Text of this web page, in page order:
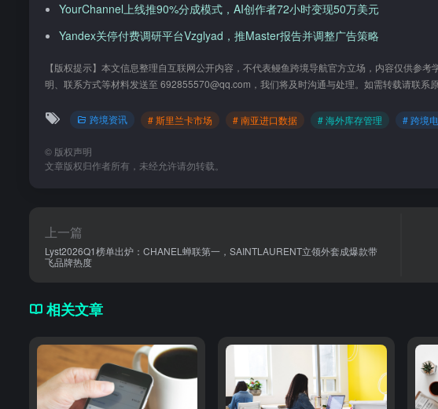
YourChannel上线推90%分成模式，AI创作者72小时变现50万美元
Yandex关停付费调研平台Vzglyad，推Master报告并调整广告策略
【版权提示】本文信息整理自互联网公开内容，不代表鳗鱼跨境导航官方立场，内容仅供参
明、联系方式等材料发送至 692855570@qq.com，我们将及时沟通与处理。如需转载请联系原
跨境资讯 # 斯里兰卡市场 # 南亚进口数据 # 海外库存管理 # 跨境
© 版权声明
文章版权归作者所有，未经允许请勿转载。
上一篇
Lyst2026Q1榜单出炉：CHANEL蝉联第一，SAINTLAURENT立领外套成爆款带
飞品牌热度
相关文章